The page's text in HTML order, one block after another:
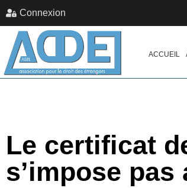
Connexion
ACCUEIL
Le certificat
s’impose